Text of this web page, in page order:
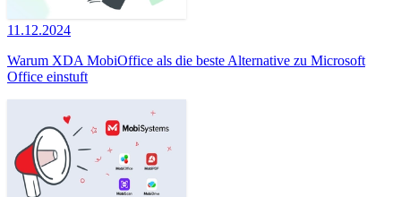
11.12.2024
Warum XDA MobiOffice als die beste Alternative zu Microsoft
Office einstuft